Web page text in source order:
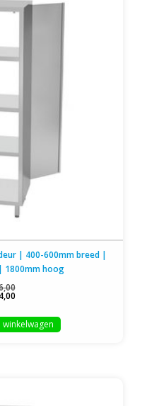
| 400-600mm breed |
1800mm hoog